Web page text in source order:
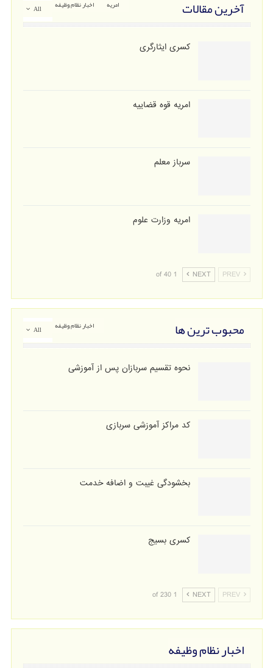
All آخرین مقالات اخبار نظام وظیفه امریه
کسری ایثارگری
امریه قوه قضاییه
سرباز معلم
امریه وزارت علوم
PREV
NEXT
1 of 40
All محبوب ترین ها اخبار نظام وظیفه
نحوه تقسیم سربازان پس از آموزشی
کد مراکز آموزشی سربازی
بخشودگی غیبت و اضافه خدمت
کسری بسیج
PREV
NEXT
1 of 230
اخبار نظام وظیفه